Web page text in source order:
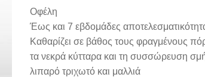
Οφέλη
Έως και 7 εβδομάδες
Καθαρίζει σε βάθος τους φραγμένους
τα νεκρά κύτταρα και τη συσσώρευση
λιπαρό τριχωτό και μαλλιά